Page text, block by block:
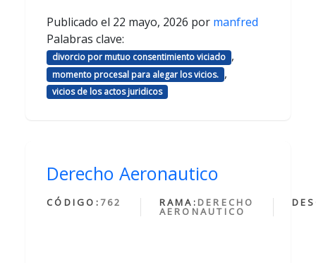
Publicado el 22 mayo, 2026 por manfred
Palabras clave:
divorcio por mutuo consentimiento viciado ,
momento procesal para alegar los vicios. ,
vicios de los actos juridicos
Derecho Aeronautico
CÓDIGO: 762 RAMA: DERECHO
AERONAUTICO